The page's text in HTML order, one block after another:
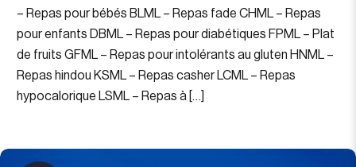
– Repas pour bébés BLML – Repas fade CHML – Repas
pour enfants DBML – Repas pour diabétiques FPML – Plat
de fruits GFML – Repas pour intolérants au gluten HNML –
Repas hindou KSML – Repas casher LCML – Repas
hypocalorique LSML – Repas à […]